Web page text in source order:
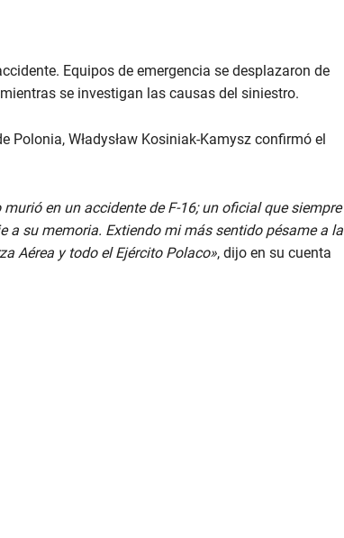
Equipos de emergencia se desplazaron de
se investigan las causas del siniestro.
Polonia, Władysław Kosiniak-Kamysz confirmó el
en un accidente de F-16; un oficial que siempre
a su memoria. Extiendo mi más sentido pésame a la
Aérea y todo el Ejército Polaco», dijo en su cuenta